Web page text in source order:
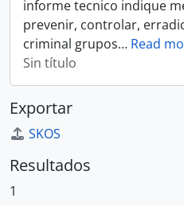
informe tecnico indique
prevenir, controlar,
criminal grupos… Read
Sin título
Exportar
SKOS
Resultados
1